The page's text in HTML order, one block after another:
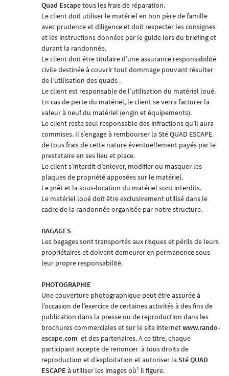
Quad Escapetous les frais de réparation.
Le client doit utiliser le matériel en bon père de famille
avec prudence et diligence et doit respecter les consignes
et les instructions données par le guide lors du briefing et
durant la randonnée.
Le client doit être titulaire d’une assurance responsabilité
civile destinée à couvrir tout dommage pouvant résulter
de l’utilisation des quads .
Le client est responsable de l’utilisation du matériel loué.
En cas de perte du matériel, le client se verra facturer la
valeur à neuf du matériel (engin et équipements).
Le client reste seul responsable des infractions qu’il aura
commises. Il s’engage à rembourser la Sté QUAD ESCAPE.
de tous frais de cette nature éventuellement payés par le
prestataire en ses lieu et place.
Le client s’interdit d’enlever, modifier ou masquer les
plaques de propriété apposées sur le matériel.
Le prêt et la sous-location du matériel sont interdits.
Le matériel loué doit être exclusivement utilisé dans le
cadre de la randonnée organisée par notre structure.
BAGAGES
Les bagages sont transportés aux risques et périls de leurs
propriétaires et doivent demeurer en permanence sous
leur propre responsabilité.
PHOTOGRAPHIE
Une couverture photographique peut être assurée à
l’occasion de l’exercice de certaines activités à des fins de
publication dans la presse ou de reproduction dans les
brochures commerciales et sur le site internetwww.rando-
escape.com et des partenaires. A ce titre, chaque
participant accepte de renoncer à tous droits de
reproduction et d’exploitation et autoriser la StéQUAD
ESCAPE à utiliser les images où¹ il figure.